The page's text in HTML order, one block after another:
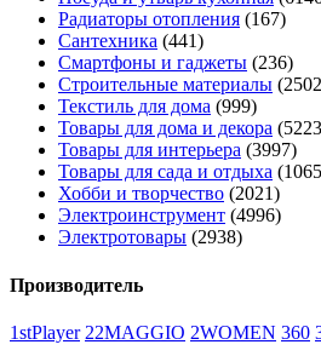
Радиаторы отопления (167)
Сантехника (441)
Смартфоны и гаджеты (236)
Строительные материалы
Текстиль для дома (999)
Товары для дома и декора
Товары для интерьера (3997)
Товары для сада и отдыха
Хобби и творчество (2021)
Электроинструмент (4996)
Электротовары (2938)
Производитель
1stPlayer 22MAGGIO 2WOMEN 360